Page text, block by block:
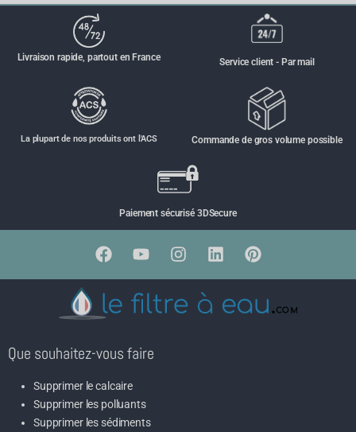
Livraison rapide, partout en France Service client - Par mail
La plupart de nos produits ont l'ACS Commande de gros volume possible
Paiement sécurisé 3DSecure
Que souhaitez-vous faire
Supprimer le calcaire
Supprimer les polluants
Supprimer les sédiments